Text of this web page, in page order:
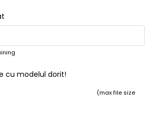
cu modelul dorit!
(max file size